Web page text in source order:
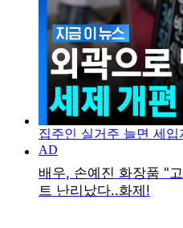
집주인 실거주 늘면 세